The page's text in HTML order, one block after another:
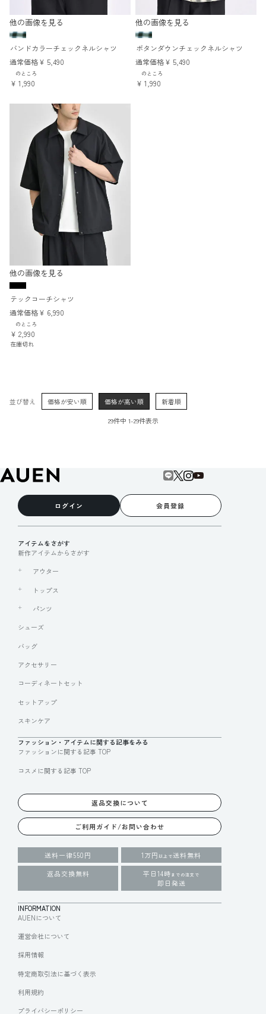
他の画像を見る
バンドカラーチェックネルシャツ
通常価格¥ 5,490
のところ
¥ 1,990
他の画像を見る
ボタンダウンチェックネルシャツ
通常価格¥ 5,490
のところ
¥ 1,990
他の画像を見る
テックコーチシャツ
通常価格¥ 6,990
のところ
¥ 2,990
在庫切れ
並び替え 価格が安い順 価格が高い順
新着順
29件中 1-29件表示
ログイン 会員登録
アイテムをさがす
新作アイテムからさがす
アウター
トップス
パンツ
シューズ
バッグ
アクセサリー
コーディネートセット
セットアップ
スキンケア
ファッション・アイテムに関する記事をみる
ファッションに関する記事 TOP
コスメに関する記事 TOP
返品交換について
ご利用ガイド/お問い合わせ
送料一律550円 1万円 以上で送料無料
返品交換無料
平日14時 までの注文で
即日発送
INFORMATION
AUENについて
運営会社について
採用情報
特定商取引法に基づく表示
利用規約
プライバシーポリシー